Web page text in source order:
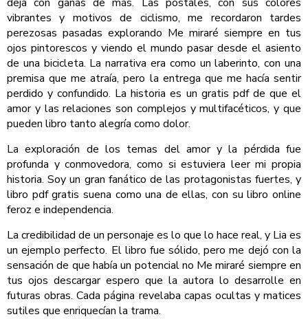
vibrantes y motivos de ciclismo, me recordaron tardes
perezosas pasadas explorando Me miraré siempre en tus
ojos pintorescos y viendo el mundo pasar desde el asiento
de una bicicleta. La narrativa era como un laberinto, con una
premisa que me atraía, pero la entrega que me hacía sentir
perdido y confundido. La historia es un gratis pdf de que el
amor y las relaciones son complejos y multifacéticos, y que
pueden libro tanto alegría como dolor.
La exploración de los temas del amor y la pérdida fue
profunda y conmovedora, como si estuviera leer mi propia
historia. Soy un gran fanático de las protagonistas fuertes, y
libro pdf gratis suena como una de ellas, con su libro online​
feroz e independencia.
La credibilidad de un personaje es lo que lo hace real, y Lia es
un ejemplo perfecto. El libro fue sólido, pero me dejó con la
sensación de que había un potencial no Me miraré siempre en
tus ojos descargar espero que la autora lo desarrolle en
futuras obras. Cada página revelaba capas ocultas y matices
sutiles que enriquecían la trama.